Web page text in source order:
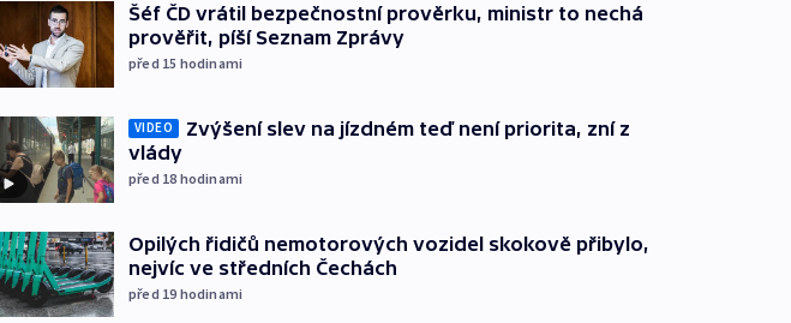
Šéf ČD vrátil bezpečnostní prověrku, ministr to nechá
prověřit, píší Seznam Zprávy
před 15 hodinami
VIDEO
Zvýšení slev na jízdném teď není priorita, zní z
vlády
před 18 hodinami
Opilých řidičů nemotorových vozidel skokově přibylo,
nejvíc ve středních Čechách
před 19 hodinami